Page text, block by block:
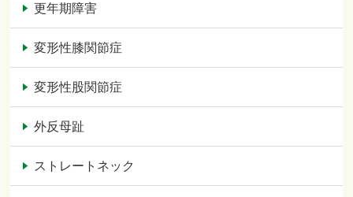
更年期障害
変形性膝関節症
変形性股関節症
外反母趾
ストレートネック